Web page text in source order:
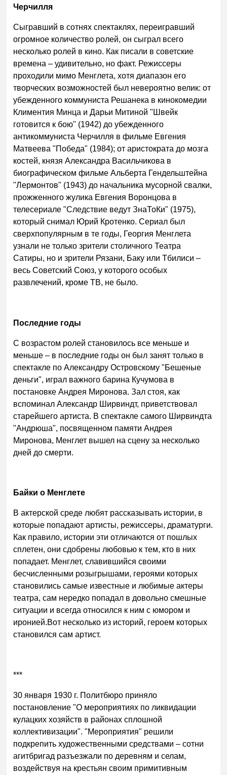
Черчилля
Сыгравший в сотнях спектаклях, переигравший
огромное количество ролей, он сыграл всего
несколько ролей в кино. Как писали в советские
времена – удивительно, но факт. Режиссеры
проходили мимо Менглета, хотя диапазон его
творческих возможностей был невероятно велик: от
убежденного коммуниста Решанека в кинокомедии
Климентия Минца и Дарьи Митиной "Швейк
готовится к бою" (1942) до убежденного
антикоммуниста Черчилля в фильме Евгения
Матвеева "Победа" (1984); от аристократа до мозга
костей, князя Александра Васильчикова в
биографическом фильме Альберта Гендельштейна
"Лермонтов" (1943) до начальника мусорной свалки,
прожженного жулика Евгения Воронцова в
телесериале "Следствие ведут ЗнаТоКи" (1975),
который снимал Юрий Кротенко. Сериал был
сверхпопулярным в те годы, Георгия Менглета
узнали не только зрители столичного Театра
Сатиры, но и зрители Рязани, Баку или Тбилиси –
весь Советский Союз, у которого особых
развлечений, кроме ТВ, не было.
Последние годы
С возрастом ролей становилось все меньше и
меньше – в последние годы он был занят только в
спектакле по Александру Островскому "Бешеные
деньги", играл важного барина Кучумова в
постановке Андрея Миронова. Зал стоя, как
вспоминал Александр Ширвиндт, приветствовал
старейшего артиста. В спектакле самого Ширвиндта
"Андрюша", посвященном памяти Андрея
Миронова, Менглет вышел на сцену за несколько
дней до смерти.
Байки о Менглете
В актерской среде любят рассказывать истории, в
которые попадают артисты, режиссеры, драматурги.
Как правило, истории эти отличаются от пошлых
сплетен, они сдобрены любовью к тем, кто в них
попадает. Менглет, славившийся своими
бесчисленными розыгрышами, героями которых
становились самые известные и любимые актеры
театра, сам нередко попадал в довольно смешные
ситуации и всегда относился к ним с юмором и
иронией.Вот несколько из историй, героем которых
становился сам артист.
***
30 января 1930 г. Политбюро приняло
постановление "О мероприятиях по ликвидации
кулацких хозяйств в районах сплошной
коллективизации". "Мероприятия" решили
подкрепить художественными средствами – сотни
агитбригад разъезжали по деревням и селам,
воздействуя на крестьян своим примитивным